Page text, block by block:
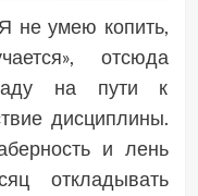
не умею копить,
отсюда
на пути к
дисциплины.
и лень
откладывать